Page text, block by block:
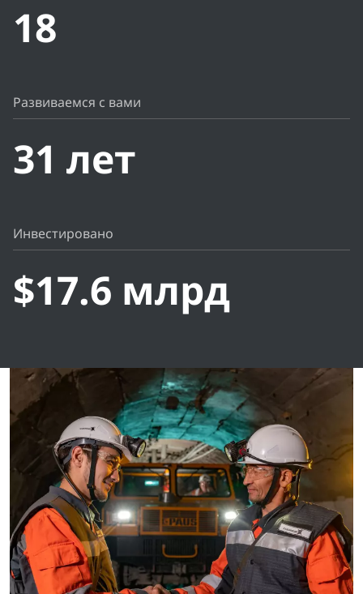
18
Развиваемся с вами
31 лет
Инвестировано
$17.6 млрд